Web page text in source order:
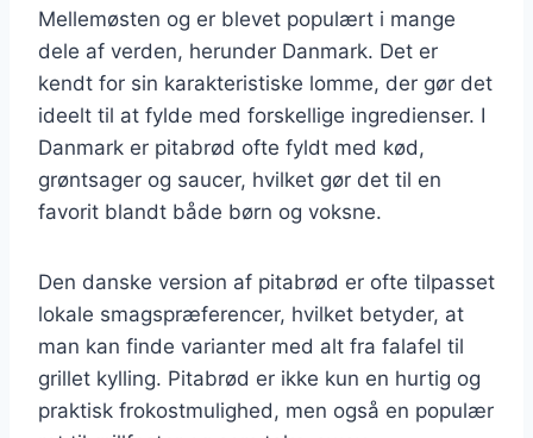
Mellemøsten og er blevet populært i mange
dele af verden, herunder Danmark. Det er
kendt for sin karakteristiske lomme, der gør det
ideelt til at fylde med forskellige ingredienser. I
Danmark er pitabrød ofte fyldt med kød,
grøntsager og saucer, hvilket gør det til en
favorit blandt både børn og voksne.
Den danske version af pitabrød er ofte tilpasset
lokale smagspræferencer, hvilket betyder, at
man kan finde varianter med alt fra falafel til
grillet kylling. Pitabrød er ikke kun en hurtig og
praktisk frokostmulighed, men også en populær